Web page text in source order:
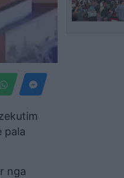
pala
nga